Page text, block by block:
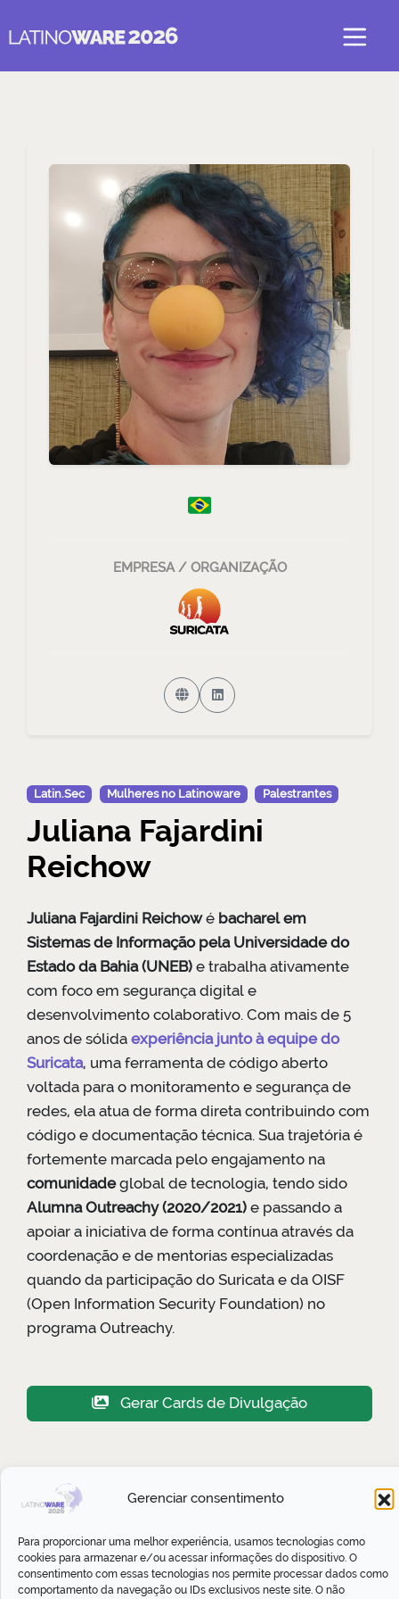
Gerenciar consentimento
Para proporcionar uma melhor experiência, usamos tecnologias como
cookies para armazenar e/ou acessar informações do dispositivo. O
consentimento com essas tecnologias nos permite processar dados como
comportamento da navegação ou IDs exclusivos neste site. O não
EMPRESA / ORGANIZAÇÃO
Latin.Sec Mulheres no Latinoware Palestrantes
Juliana Fajardini
Reichow
Juliana Fajardini Reichowé bacharel em
Sistemas de Informação pela Universidade do
Estado da Bahia (UNEB)e trabalha ativamente
com foco em segurança digital e
desenvolvimento colaborativo. Com mais de 5
anos de sólida experiência junto à equipe do
Suricata, uma ferramenta de código aberto
voltada para o monitoramento e segurança de
redes, ela atua de forma direta contribuindo com
código e documentação técnica. Sua trajetória é
fortemente marcada pelo engajamento na
comunidadeglobal de tecnologia, tendo sido
Alumna Outreachy (2020/2021)e passando a
apoiar a iniciativa de forma contínua através da
coordenação e de mentorias especializadas
quando da participação do Suricata e da OISF
(Open Information Security Foundation) no
programa Outreachy.
Gerar Cards de Divulgação
Juliana Fajardini Reichow ainda
não possui nenhuma atividade